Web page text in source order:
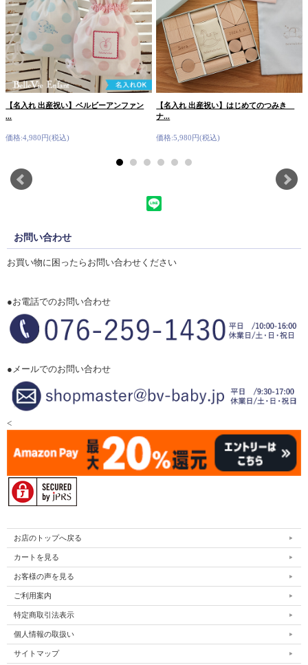
【名入れ 出産祝い】ベルビーアンファン
...
価格:4,980円(税込)
【名入れ 出産祝い】はじめてのつみき
ナ...
価格:5,980円(税込)
お問い合わせ
お買い物に困ったらお問い合わせください
●お電話でのお問い合わせ
●メールでのお問い合わせ
<
お店のトップへ戻る
カートを見る
お客様の声を見る
ご利用案内
特定商取引法表示
個人情報の取扱い
サイトマップ